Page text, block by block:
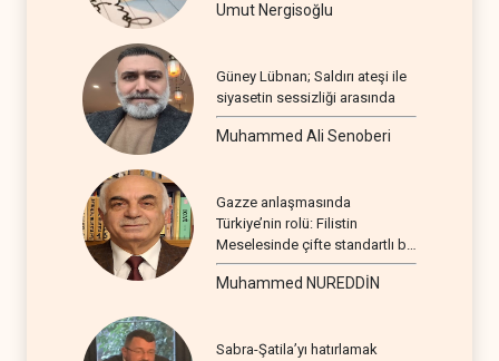
Umut Nergisoğlu
Güney Lübnan; Saldırı ateşi ile
siyasetin sessizliği arasında
Muhammed Ali Senoberi
Gazze anlaşmasında
Türkiye’nin rolü: Filistin
Meselesinde çifte standartlı bir
seyir
Muhammed NUREDDİN
Sabra-Şatila’yı hatırlamak